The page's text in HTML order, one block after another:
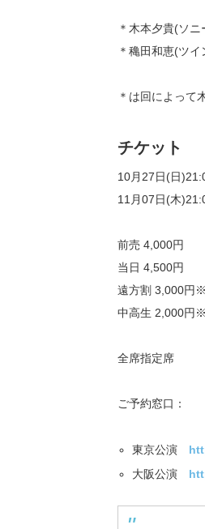
＊木本夕貴(ソ
＊穐田和恵(ツ
＊は回によって
チケット
10月27日(日
11月07日(木
前売 4,000円
当日 4,500円
遠方割 3,000円
中高生 2,000円
全席指定席
ご予約窓口：
東京公演
大阪公演